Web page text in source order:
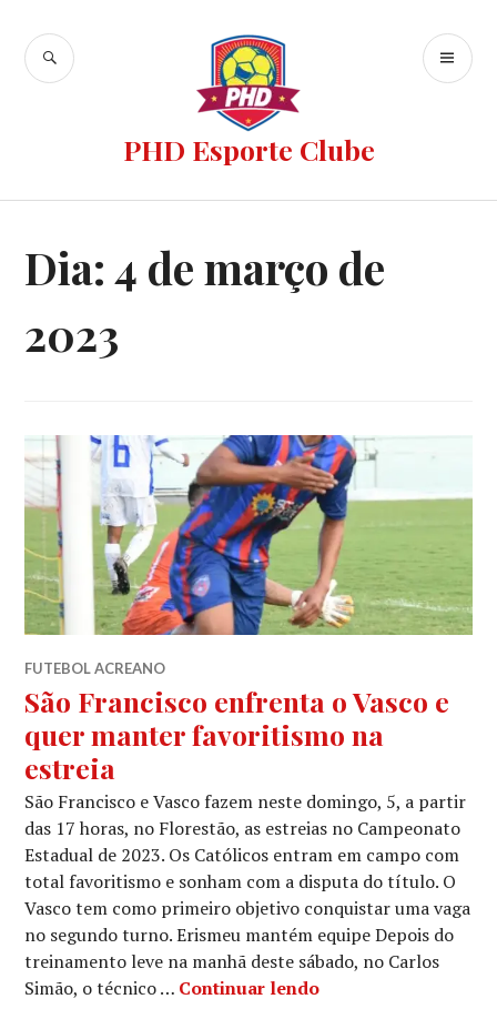
PHD Esporte Clube
Dia:4 de março de
2023
FUTEBOL ACREANO
São Francisco enfrenta o Vasco e
quer manter favoritismo na
estreia
São Francisco e Vasco fazem neste domingo, 5, a partir
das 17 horas, no Florestão, as estreias no Campeonato
Estadual de 2023. Os Católicos entram em campo com
total favoritismo e sonham com a disputa do título. O
Vasco tem como primeiro objetivo conquistar uma vaga
no segundo turno. Erismeu mantém equipe Depois do
treinamento leve na manhã deste sábado, no Carlos
Simão, o técnico … Continuar lendo